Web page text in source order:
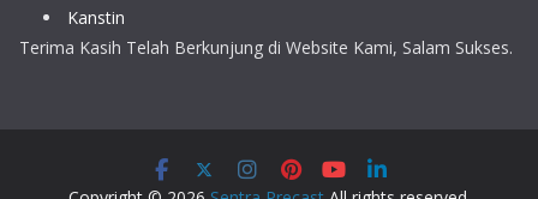
Kanstin
Terima Kasih Telah Berkunjung di Website Kami, Salam Sukses.